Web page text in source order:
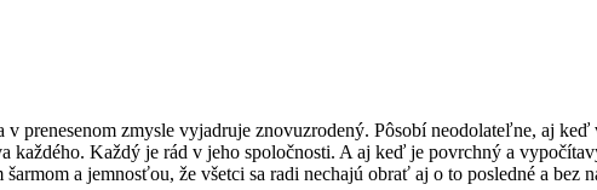
prenesenom zmysle vyjadruje znovuzrodený. Pôsobí neodolateľne, aj keď
Každý je rád v jeho spoločnosti. A aj keď je povrchný a
a jemnosťou, že všetci sa radi nechajú obrať aj o to posledné a bez